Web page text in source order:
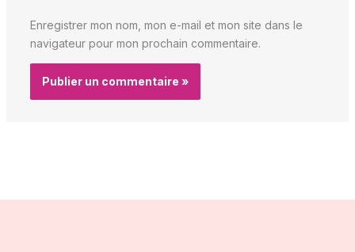
Enregistrer mon nom, mon e-mail et mon site dans le
navigateur pour mon prochain commentaire.